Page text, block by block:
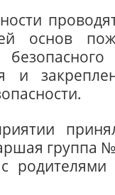
основ
и
группа